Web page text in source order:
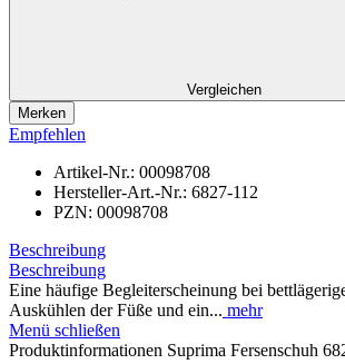
Vergleichen
Merken
Empfehlen
Artikel-Nr.: 00098708
Hersteller-Art.-Nr.: 6827-112
PZN: 00098708
Beschreibung
Beschreibung
Eine häufige Begleiterscheinung bei
Auskühlen der Füße und ein... mehr
Menü schließen
Produktinformationen Suprima Fersenschuh